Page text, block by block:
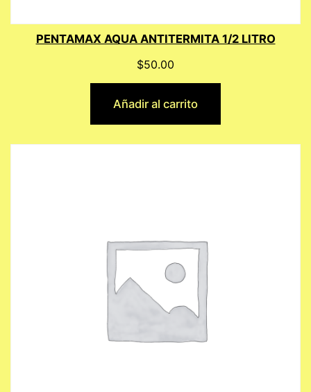
PENTAMAX AQUA ANTITERMITA 1/2 LITRO
$50.00
Añadir al carrito